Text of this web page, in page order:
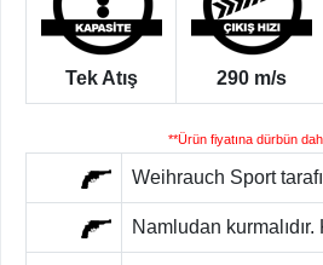
Tek Atış 290 m/s
**Ürün fiyatına dürbün
Weihrauch Sport
Namludan